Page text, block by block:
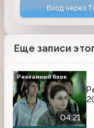
Вход через
Еще записи
04:21
Рекламный блок